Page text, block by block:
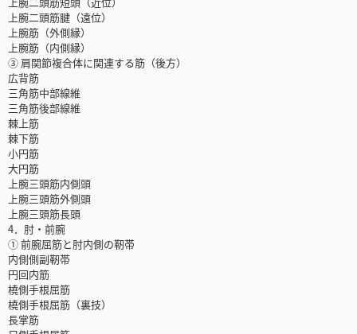
上腕二頭筋腱（遠位）
上腕筋（外側縁）
上腕筋（内側縁）
③ 肩関節複合体に関連する筋（後方）
広背筋
三角筋中部線維
三角筋後部線維
棘上筋
棘下筋
小円筋
大円筋
上腕三頭筋内側頭
上腕三頭筋外側頭
上腕三頭筋長頭
4．肘・前腕
① 前腕屈筋と肘内側の靭帯
内側側副靭帯
円回内筋
橈側手根屈筋
橈側手根屈筋（裏技）
長掌筋